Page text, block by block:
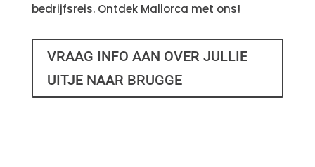
bedrijfsreis. Ontdek Mallorca met ons!
VRAAG INFO AAN OVER JULLIE
UITJE NAAR BRUGGE